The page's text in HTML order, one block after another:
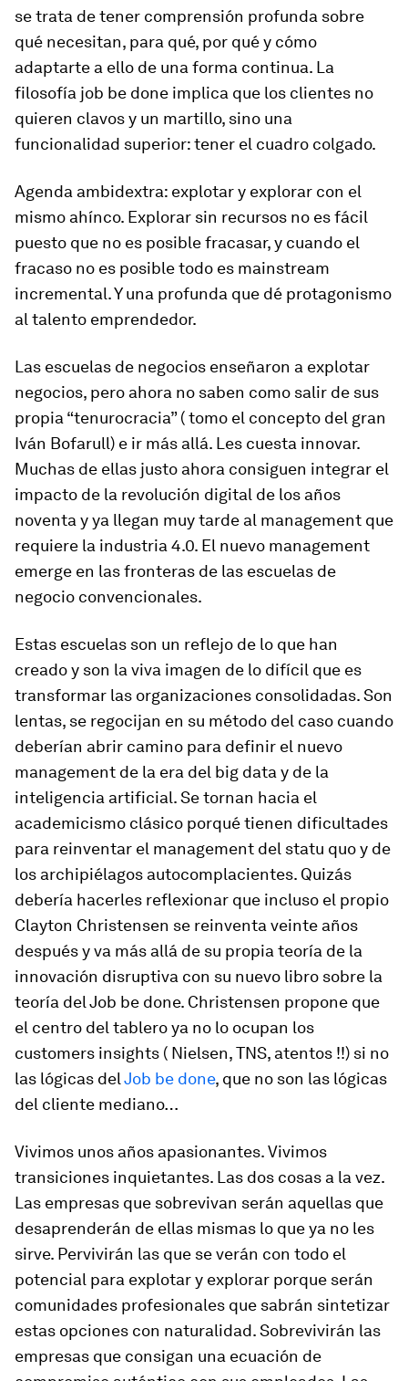
se trata de tener comprensión profunda sobre
qué necesitan, para qué, por qué y cómo
adaptarte a ello de una forma continua. La
filosofía job be done implica que los clientes no
quieren clavos y un martillo, sino una
funcionalidad superior: tener el cuadro colgado.
Agenda ambidextra: explotar y explorar con el
mismo ahínco. Explorar sin recursos no es fácil
puesto que no es posible fracasar, y cuando el
fracaso no es posible todo es mainstream
incremental. Y una profunda que dé protagonismo
al talento emprendedor.
Las escuelas de negocios enseñaron a explotar
negocios, pero ahora no saben como salir de sus
propia “tenurocracia”( tomo el concepto del gran
Iván Bofarull) e ir más allá. Les cuesta innovar.
Muchas de ellas justo ahora consiguen integrar el
impacto de la revolución digital de los años
noventa y ya llegan muy tarde al management que
requiere la industria 4.0. El nuevo management
emerge en las fronteras de las escuelas de
negocio convencionales.
Estas escuelas son un reflejo de lo que han
creado y son la viva imagen de lo difícil que es
transformar las organizaciones consolidadas. Son
lentas, se regocijan en su método del caso cuando
deberían abrir camino para definir el nuevo
management de la era del big data y de la
inteligencia artificial. Se tornan hacia el
academicismo clásico porqué tienen dificultades
para reinventar el management del statu quo y de
los archipiélagos autocomplacientes. Quizás
debería hacerles reflexionar que incluso el propio
Clayton Christensen se reinventa veinte años
después y va más allá de su propia teoría de la
innovación disruptiva con su nuevo libro sobre la
teoría delJob be done. Christensen propone que
el centro del tablero ya no lo ocupan los
customers insights ( Nielsen, TNS, atentos !!) si no
las lógicas delJob be done, que no son las lógicas
del cliente mediano…
Vivimos unos años apasionantes. Vivimos
transiciones inquietantes. Las dos cosas a la vez.
Las empresas que sobrevivan serán aquellas que
desaprenderán de ellas mismas lo que ya no les
sirve. Pervivirán las que se verán con todo el
potencial para explotar y explorar porque serán
comunidades profesionales que sabrán sintetizar
estas opciones con naturalidad. Sobrevivirán las
empresas que consigan una ecuación de